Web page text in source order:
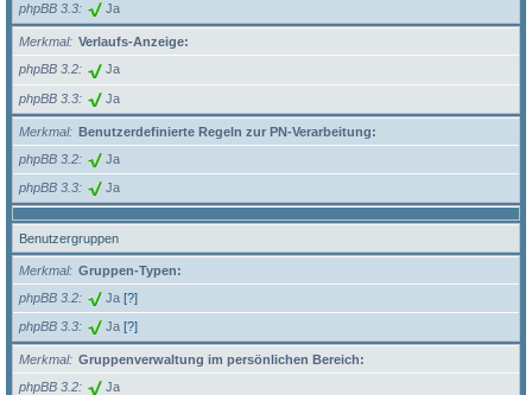
phpBB 3.3 Ja
Merkmal
Verlaufs-Anzeige:
phpBB 3.2
Ja
phpBB 3.3 Ja
Merkmal
Benutzerdefinierte Regeln zur PN-Verarbeitung:
phpBB 3.2
Ja
phpBB 3.3 Ja
Benutzergruppen
Merkmal
Gruppen-Typen:
phpBB 3.2
Ja [?]
phpBB 3.3 Ja [?]
Merkmal
Gruppenverwaltung im persönlichen Bereich:
phpBB 3.2
Ja